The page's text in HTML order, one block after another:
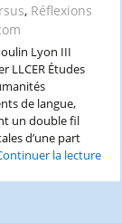
, Réflexions
Lyon III
LLCER Études
de langue,
un double fil
d’une part
la lecture